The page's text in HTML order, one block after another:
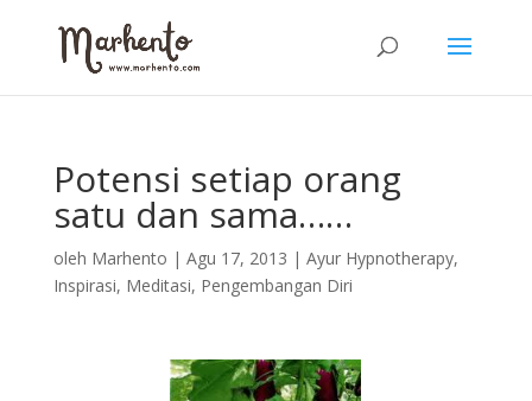
Potensi setiap orang
satu dan sama……
oleh Marhento | Agu 17, 2013 | Ayur Hypnotherapy,
Inspirasi, Meditasi, Pengembangan Diri